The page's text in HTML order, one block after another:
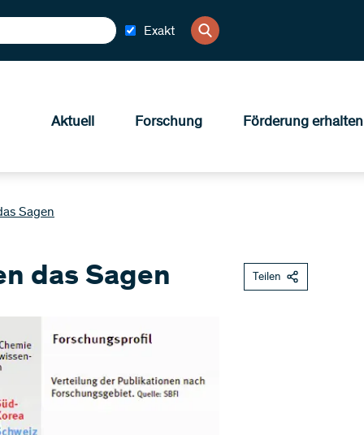
Exakt
Aktuell Forschung Förderung erhalten
Sagen
das Sagen Teilen